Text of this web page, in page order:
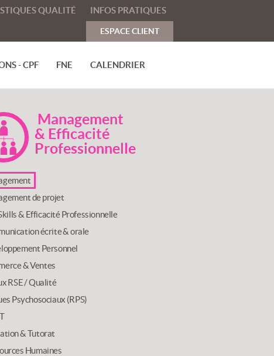
QUALITÉ INFOS PRATIQUES
ESPACE CLIENT
- CPF FNE CALENDRIER
Management
& Efficacité
Professionnelle
de projet
& Efficacité Professionnelle
écrite & orale
Personnel
& Ventes
RSE / Qualité
Psychosociaux (RPS)
& Tutorat
Humaines